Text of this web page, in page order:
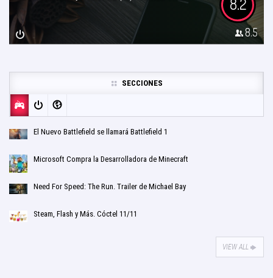
8.2
8.5
SECCIONES
El Nuevo Battlefield se llamará Battlefield 1
Microsoft Compra la Desarrolladora de Minecraft
Need For Speed: The Run. Trailer de Michael Bay
Steam, Flash y Más. Cóctel 11/11
VIEW ALL